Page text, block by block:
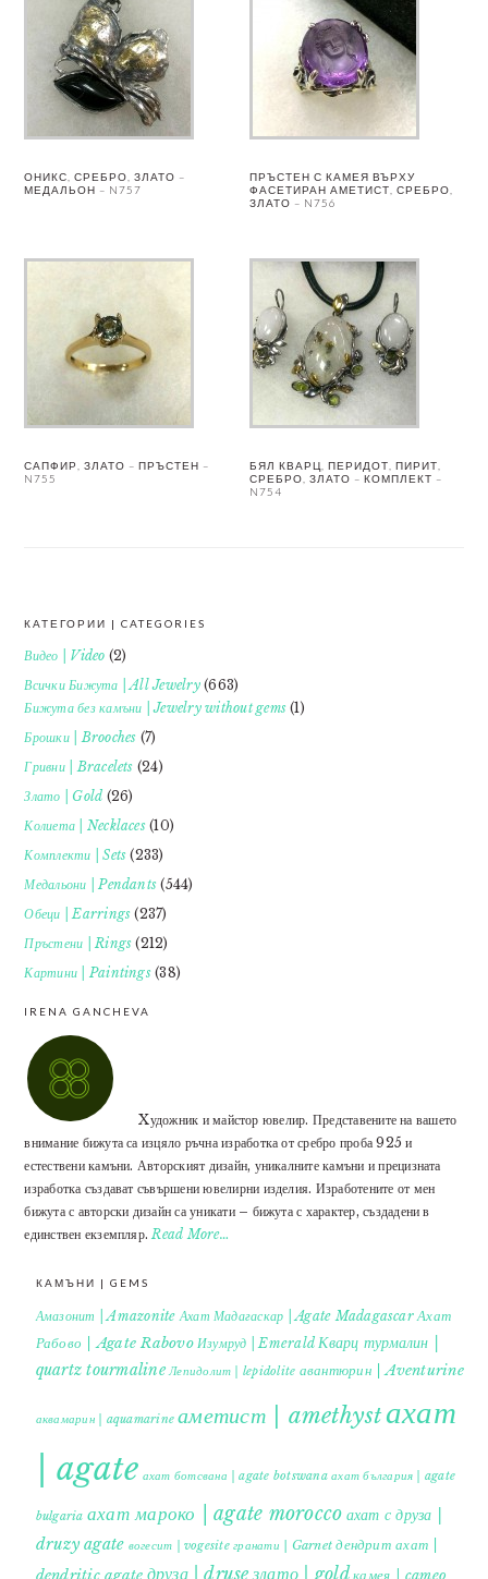
ОНИКС, СРЕБРО, ЗЛАТО –
МЕДАЛЬОН – N757
ПРЪСТЕН С КАМЕЯ ВЪРХУ
ФАСЕТИРАН АМЕТИСТ, СРЕБРО,
ЗЛАТО – N756
САПФИР, ЗЛАТО – ПРЪСТЕН –
N755
БЯЛ КВАРЦ, ПЕРИДОТ, ПИРИТ,
СРЕБРО, ЗЛАТО – КОМПЛЕКТ –
N754
FOOTER
КАТЕГОРИИ | CATEGORIES
Видео | Video (2)
Всички Бижута | All Jewelry(663)
Бижута без камъни | Jewelry without gems (1)
Брошки | Brooches (7)
Гривни | Bracelets (24)
Злато | Gold (26)
Колиета | Necklaces(10)
Комплекти | Sets (233)
Медальони | Pendants (544)
Обеци | Earrings (237)
Пръстени | Rings (212)
Картини | Paintings(38)
IRENA GANCHEVA
Xудожник и майстор ювелир. Представените на вашето
внимание бижута са изцяло ръчна изработка от сребро проба 925 и
естествени камъни. Авторският дизайн, уникалните камъни и прецизната
изработка създават съвършени ювелирни изделия. Изработените от мен
бижута с авторски дизайн са уникати – бижута с характер, създадени в
единствен екземпляр.Read More…
КАМЪНИ | GEMS
Амазонит | Amazonite Ахат Мадагаскар | Agate Madagascar Ахат
Рабово | Agate Rabovo Изумруд | Emerald Кварц турмалин |
quartz tourmaline Лепидолит | lepidolite авантюрин | Aventurine
аквамарин | aquamarine аметист | amethystахат
| agate ахат ботсвана | agate botswana ахат българия | agate
bulgaria ахат мароко | agate morocco ахат с друза |
druzy agate вогесит | vogesite гранати | Garnet дендрит ахат |
dendritic agate друза | druse злато | gold камея | cameo